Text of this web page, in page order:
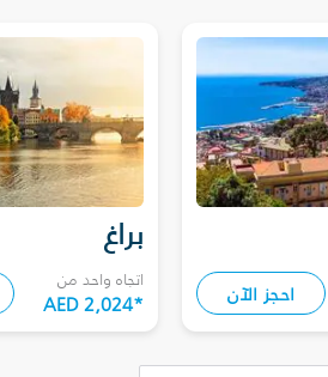
احجز الآن
براغ
اتجاه واحد من
AED 2,024*